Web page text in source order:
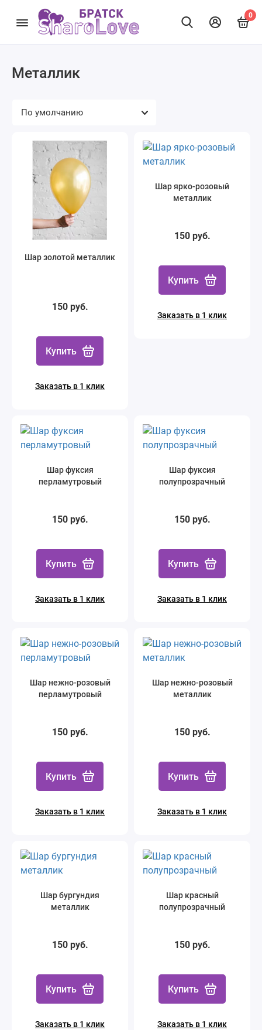
0
Металлик
Шар золотой металлик
150 руб.
Купить
Заказать в 1 клик
Шар ярко-розовый
металлик
150 руб.
Купить
Заказать в 1 клик
Шар фуксия
перламутровый
150 руб.
Купить
Заказать в 1 клик
Шар фуксия
полупрозрачный
150 руб.
Купить
Заказать в 1 клик
Шар нежно-розовый
перламутровый
150 руб.
Купить
Заказать в 1 клик
Шар нежно-розовый
металлик
150 руб.
Купить
Заказать в 1 клик
Шар бургундия
металлик
150 руб.
Купить
Заказать в 1 клик
Шар красный
полупрозрачный
150 руб.
Купить
Заказать в 1 клик